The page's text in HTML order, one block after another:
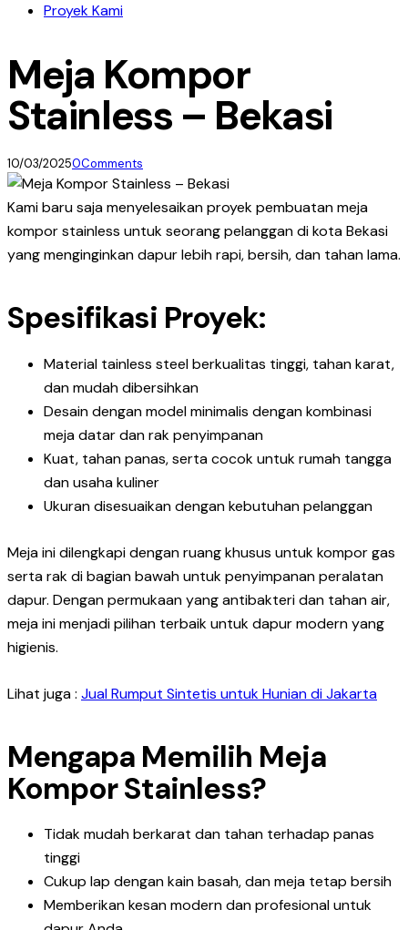
Proyek Kami
Meja Kompor
Stainless – Bekasi
10/03/20250Comments
Kami baru saja menyelesaikan proyek pembuatan meja
kompor stainless untuk seorang pelanggan di kota Bekasi
yang menginginkan dapur lebih rapi, bersih, dan tahan lama.
Spesifikasi Proyek:
Material tainless steel berkualitas tinggi, tahan karat,
dan mudah dibersihkan
Desain dengan model minimalis dengan kombinasi
meja datar dan rak penyimpanan
Kuat, tahan panas, serta cocok untuk rumah tangga
dan usaha kuliner
Ukuran disesuaikan dengan kebutuhan pelanggan
Meja ini dilengkapi dengan ruang khusus untuk kompor gas
serta rak di bagian bawah untuk penyimpanan peralatan
dapur. Dengan permukaan yang antibakteri dan tahan air,
meja ini menjadi pilihan terbaik untuk dapur modern yang
higienis.
Lihat juga : Jual Rumput Sintetis untuk Hunian di Jakarta
Mengapa Memilih Meja
Kompor Stainless?
Tidak mudah berkarat dan tahan terhadap panas
tinggi
Cukup lap dengan kain basah, dan meja tetap bersih
Memberikan kesan modern dan profesional untuk